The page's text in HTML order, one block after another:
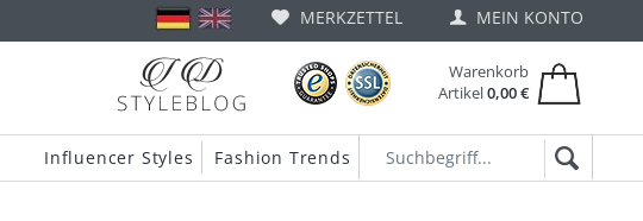
MERKZETTEL MEIN KONTO
Warenkorb
Artikel0,00 €
Influencer Styles Fashion Trends